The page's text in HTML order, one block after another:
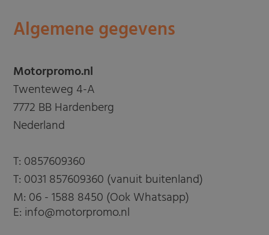
Algemene gegevens
Motorpromo.nl
Twenteweg 4-A
7772 BB Hardenberg
Nederland
T: 0857609360
T: 0031 857609360 (vanuit buitenland)
M: 06 - 1588 8450 (Ook Whatsapp)
E: info@motorpromo.nl